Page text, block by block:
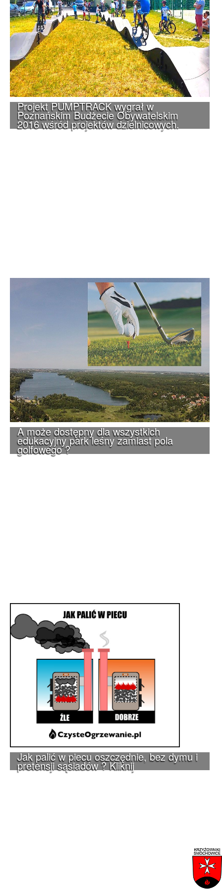
Projekt PUMPTRACK wygrał w
Poznańskim Budżecie Obywatelskim
2016 wśród projektów dzielnicowych.
A może dostępny dla wszystkich
edukacyjny park leśny zamiast pola
golfowego ?
Jak palić w piecu oszczędnie, bez dymu i
pretensji sąsiadów ? Kliknij